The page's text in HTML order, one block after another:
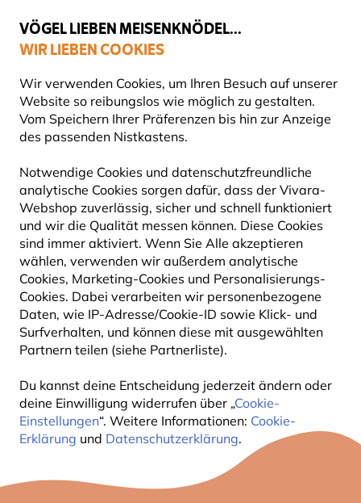
VÖGEL LIEBEN MEISENKNÖDEL...
WIR LIEBEN COOKIES
Wir verwenden Cookies, um Ihren Besuch auf unserer
Website so reibungslos wie möglich zu gestalten.
Vom Speichern Ihrer Präferenzen bis hin zur Anzeige
des passenden Nistkastens.
Notwendige Cookies und datenschutzfreundliche
analytische Cookies sorgen dafür, dass der Vivara-
Webshop zuverlässig, sicher und schnell funktioniert
und wir die Qualität messen können. Diese Cookies
sind immer aktiviert. Wenn Sie Alle akzeptieren
wählen, verwenden wir außerdem analytische
Cookies, Marketing-Cookies und Personalisierungs-
Cookies. Dabei verarbeiten wir personenbezogene
Daten, wie IP-Adresse/Cookie-ID sowie Klick- und
Surfverhalten, und können diese mit ausgewählten
Partnern teilen (siehe Partnerliste).
Du kannst deine Entscheidung jederzeit ändern oder
deine Einwilligung widerrufen über „Cookie-
Einstellungen“. Weitere Informationen: Cookie-
Erklärung und Datenschutzerklärung.
Top-bewertet in 11 Ländern
Gratis Versand ab 65 €
Vivara Kids Kinder-Gartengeräte
15% RABATT